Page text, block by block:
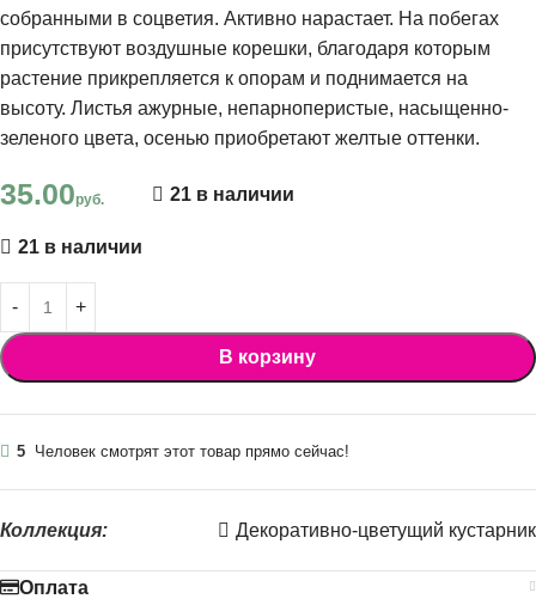
собранными в соцветия. Активно нарастает. На побегах
присутствуют воздушные корешки, благодаря которым
растение прикрепляется к опорам и поднимается на
высоту. Листья ажурные, непарноперистые, насыщенно-
зеленого цвета, осенью приобретают желтые оттенки.
35.00руб. 21 в наличии
21 в наличии
В корзину
5 Человек смотрят этот товар прямо сейчас!
Коллекция: Декоративно-цветущий кустарник
Оплата